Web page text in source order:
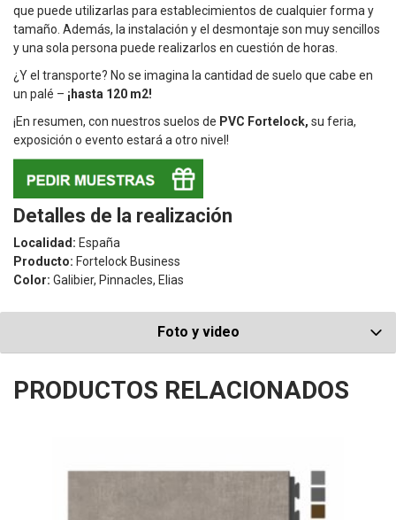
que puede utilizarlas para establecimientos de cualquier forma y
tamaño. Además, la instalación y el desmontaje son muy sencillos
y una sola persona puede realizarlos en cuestión de horas.
¿Y el transporte? No se imagina la cantidad de suelo que cabe en
un palé – ¡hasta 120 m2!
¡En resumen, con nuestros suelos de PVC Fortelock, su feria,
exposición o evento estará a otro nivel!
Detalles de la realización
Localidad: España
Producto: Fortelock Business
Color: Galibier, Pinnacles, Elias
Foto y video
PRODUCTOS RELACIONADOS